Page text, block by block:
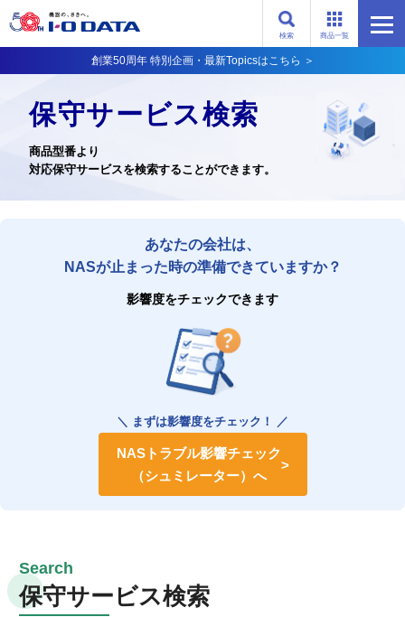
商品一覧
検索
創業50周年 特別企画・最新Topicsはこちら ＞
保守サービス検索
商品型番より
対応保守サービスを検索することができます。
あなたの会社は、
NASが止まった時の準備できていますか？
影響度をチェックできます
＼ まずは影響度をチェック！ ／
NASトラブル影響チェック
（シュミレーター）へ
保守サービス検索